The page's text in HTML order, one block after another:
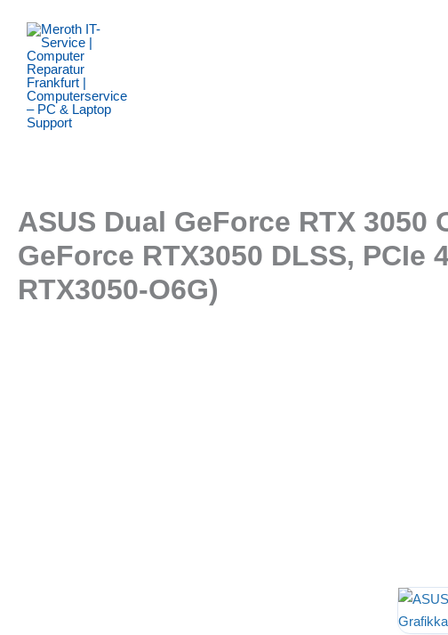
Inhalt
springen
ASUS Dual GeForce RTX
GeForce RTX3050 DLSS, PCIe
RTX3050-O6G)